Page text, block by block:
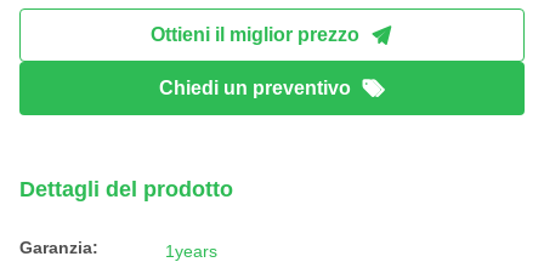
Ottieni il miglior prezzo
Chiedi un preventivo
Dettagli del prodotto
Garanzia: 1years